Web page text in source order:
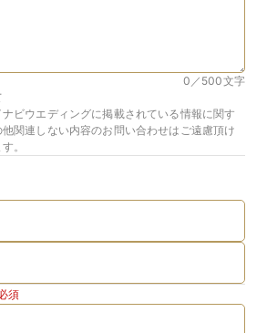
0／500文字
ビウエディングに掲載されている情報に関す
関連しない内容のお問い合わせはご遠慮頂け
。
須